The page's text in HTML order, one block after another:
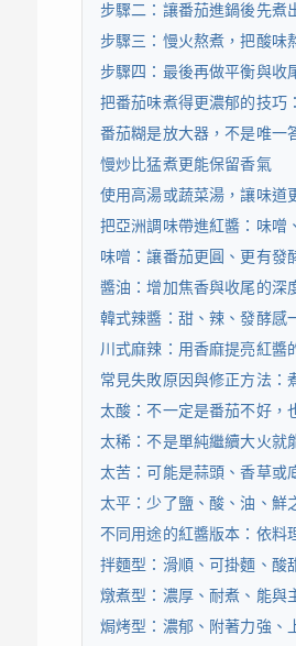
步驟二：讓番茄進鍋後先煮
步驟三：慢火熬煮，把酸味
步驟四：最後再做平衡與收
把番茄味煮得更濃郁的技巧
番茄糊是放大器，不是唯一
慢炒比猛煮更能保留香氣
使用高湯或蔬菜湯，讓味道
把亞洲調味帶進紅醬：味噌
味噌：讓番茄更圓、更有發
醬油：增加焦香與收尾的深
韓式辣醬：甜、辣、發酵感
川式麻辣：用香麻提亮紅醬
常見失敗原因與修正方法：
太酸：不一定是番茄不好，
太稀：不是單純繼續大火就
太苦：可能是蒜頭、香草或
太平：少了鹽、酸、油、鮮
不同用途的紅醬版本：依料
拌麵型：滑順、可掛麵、酸
燉煮型：濃厚、耐煮、能與
焗烤型：濃郁、附著力強、